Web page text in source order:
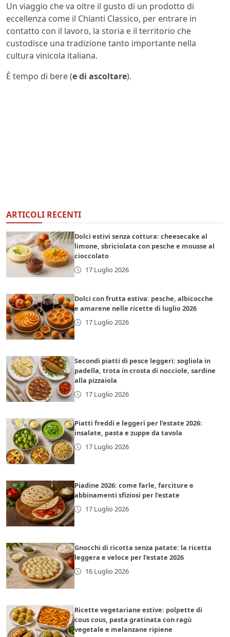
Un viaggio che va oltre il gusto di un prodotto di
eccellenza come il Chianti Classico, per entrare in
contatto con il lavoro, la storia e il territorio che
custodisce una tradizione tanto importante nella
cultura vinicola italiana.
È tempo di bere (e di ascoltare).
ARTICOLI RECENTI
Dolci estivi senza cottura: cheesecake al
limone, sbriciolata con pesche e mousse al
cioccolato
17 Luglio 2026
Dolci con frutta estiva: pesche, albicocche
e amarene nelle ricette di luglio 2026
17 Luglio 2026
Secondi piatti di pesce leggeri: sogliola in
padella, trota in crosta di nocciole, sardine
alla pizzaiola
17 Luglio 2026
Piatti freddi e leggeri per l’estate 2026:
insalate, pasta e zuppe da tavola
17 Luglio 2026
Piadine 2026: come farle, farciture e
abbinamenti sfiziosi per l’estate
17 Luglio 2026
Gnocchi di ricotta senza patate: la ricetta
leggera e veloce per l’estate 2026
16 Luglio 2026
Ricette vegetariane estive: polpette di
cous cous, pasta gratinata con ragù
vegetale e melanzane ripiene